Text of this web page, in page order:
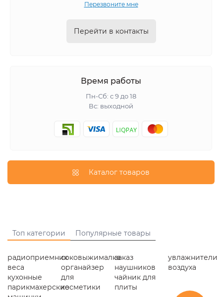
Перезвоните мне
Перейти в контакты
Время работы
Пн-Сб: с 9 до 18
Вс: выходной
Каталог товаров
Топ категории Популярные товары
радиоприемник
веса
кухонные
парикмахерские
соковыжималка
органайзер
для
косметики
заказ
наушников
чайник для
плиты
увлажнители
воздуха